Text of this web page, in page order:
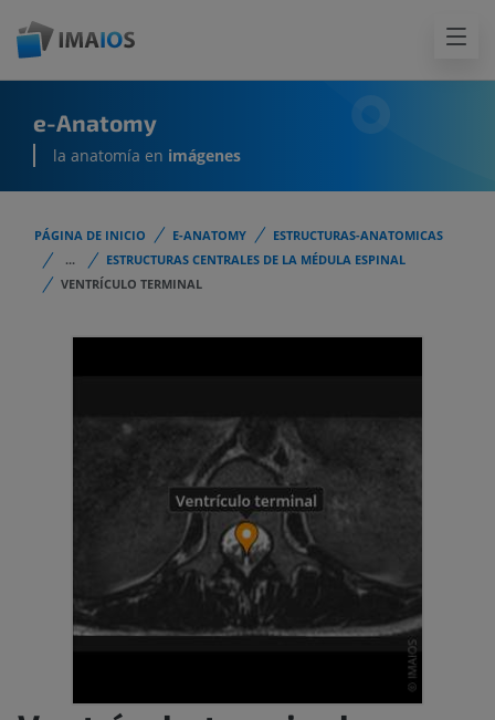
e-Anatomy
la anatomía en imágenes
PÁGINA DE INICIO E-ANATOMY
ESTRUCTURAS-ANATOMICAS
...
ESTRUCTURAS CENTRALES DE LA MÉDULA ESPINAL
VENTRÍCULO TERMINAL